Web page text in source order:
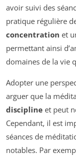
avoir suivi des
pratique régulière
concentration et
permettant ainsi
domaines de la vie
Adopter une
arguer que la
discipline et peut
Cependant, il est
séances de
notables. Par